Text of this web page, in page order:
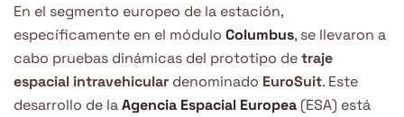
En el segmento europeo de la estación,
específicamente en el módulo Columbus, se llevaron a
cabo pruebas dinámicas del prototipo detraje
espacial intravehicular denominado EuroSuit. Este
desarrollo de laAgencia Espacial Europea (ESA) está